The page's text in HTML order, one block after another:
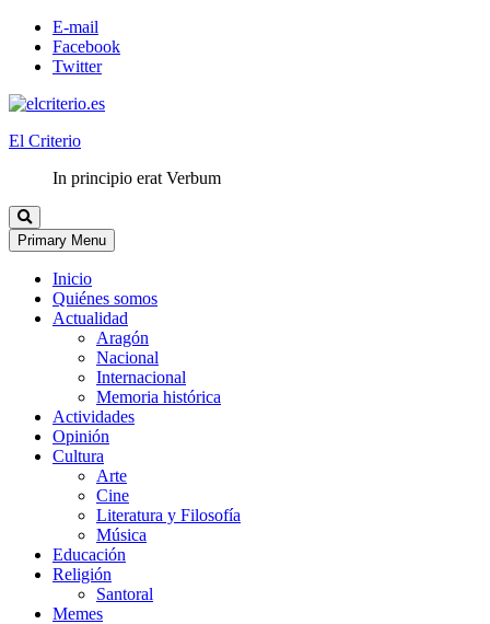
E-mail
Facebook
Twitter
El Criterio
In principio erat Verbum
Primary Menu
Inicio
Quiénes somos
Actualidad
Aragón
Nacional
Internacional
Memoria histórica
Actividades
Opinión
Cultura
Arte
Cine
Literatura y Filosofía
Música
Educación
Religión
Santoral
Memes